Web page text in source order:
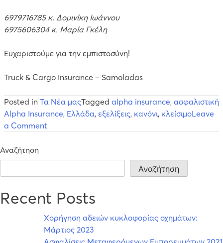
6979716785 κ. Δομινίκη Ιωάννου
6975606304 κ. Μαρία Γκέλη
Ευχαριστούμε για την εμπιστοσύνη!
Truck & Cargo Insurance – Samoladas
Posted in Τα Νέα μαςTagged alpha insurance, ασφαλιστική
Alpha Insurance, Ελλάδα, εξελίξεις, κανόνι, κλείσιμοLeave
a Commenton
να
τις
στην
Alpha
Αναζήτηση
Αναζήτηση
Recent Posts
Χορήγηση αδειών κυκλοφορίας οχημάτων:
Μάρτιος 2023